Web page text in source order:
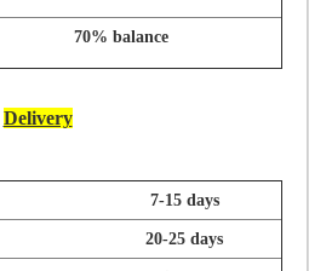
70% balance
Delivery
7-15 days
20-25 days